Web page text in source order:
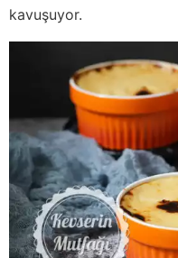
kavuşuyor.